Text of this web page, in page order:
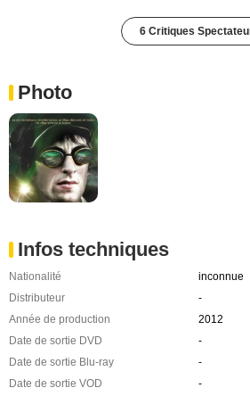
6 Critiques
Photo
Infos techniques
Nationalité
inconnue
Distributeur
-
Année de production
2012
Date de sortie DVD
-
Date de sortie Blu-ray
-
Date de sortie VOD
-